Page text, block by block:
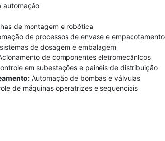
automação
de montagem e robótica
de processos de envase e empacotamento
de dosagem e embalagem
de componentes eletromecânicos
em subestações e painéis de distribuição
Automação de bombas e válvulas
de máquinas operatrizes e sequenciais